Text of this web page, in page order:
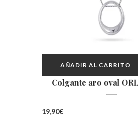
AÑADIR AL CARRITO
Colgante aro oval
19,90€